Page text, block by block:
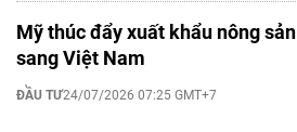
Mỹ thúc đẩy xuất khẩu nông sản
sang Việt Nam
ĐẦU TƯ24/07/2026 07:25 GMT+7